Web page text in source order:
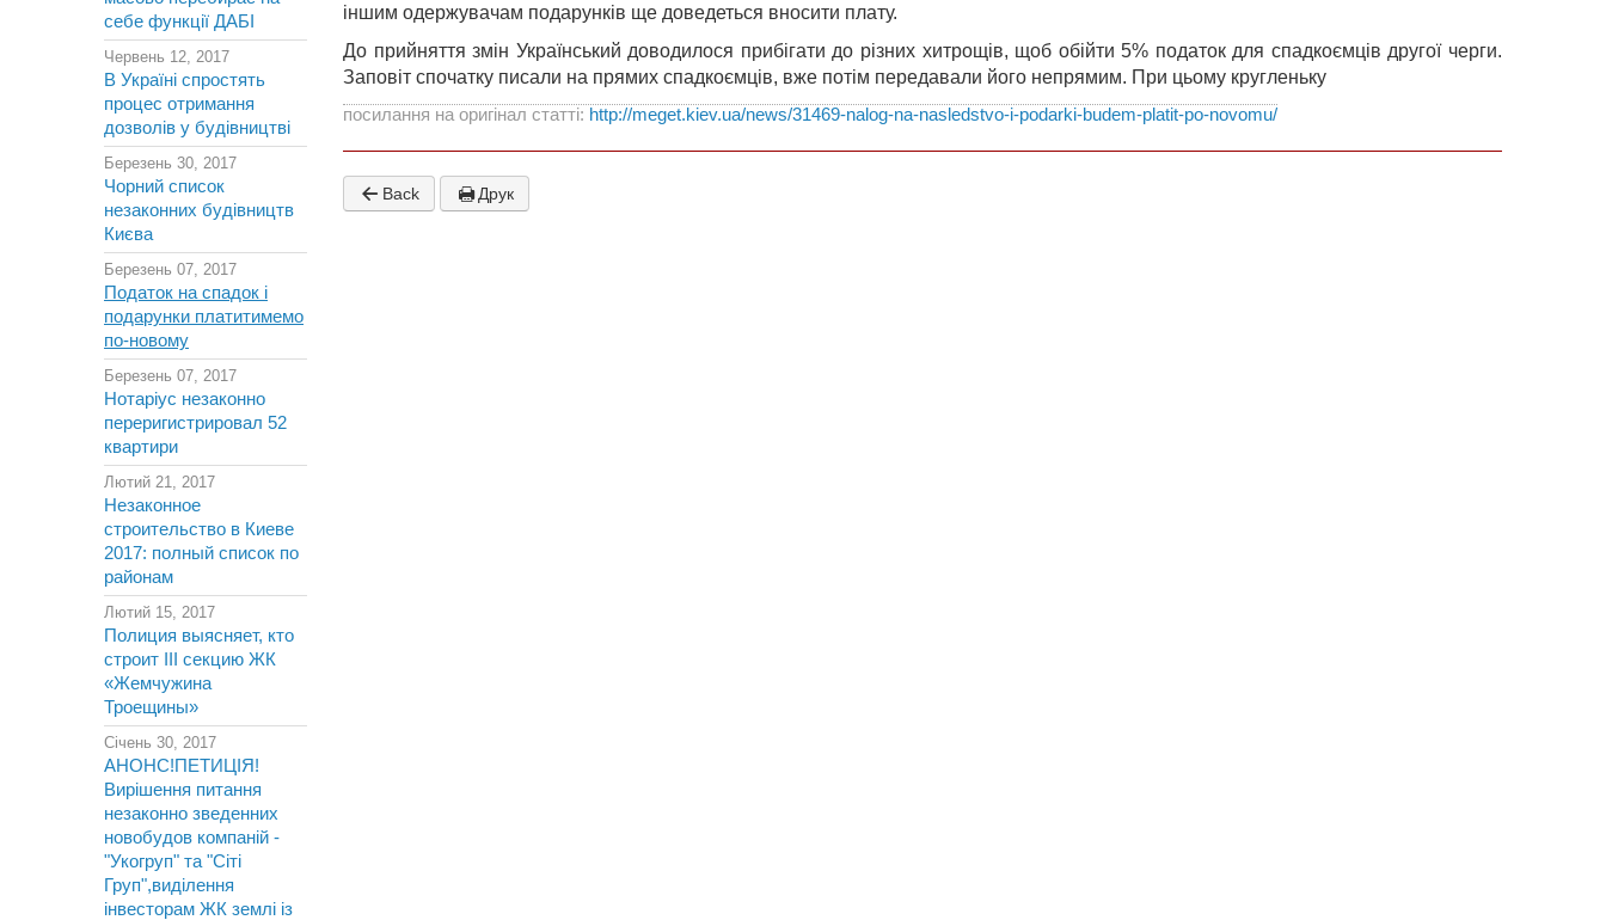
себе функції ДАБІ
Червень 12, 2017
В Україні спростять
процес отримання
дозволів у будівництві
Березень 30, 2017
Чорний список
незаконних будівництв
Києва
Березень 07, 2017
Податок на спадок і
подарунки платитимемо
по-новому
Березень 07, 2017
Нотаріус незаконно
переригистрировал 52
квартири
Лютий 21, 2017
Незаконное
строительство в Киеве
2017: полный список по
районам
Лютий 15, 2017
Полиция выясняет, кто
строит III секцию ЖК
«Жемчужина
Троещины»
Січень 30, 2017
АНОНС!ПЕТИЦІЯ!
Вирішення питання
незаконно зведенних
новобудов компаній -
"Укогруп" та "Сіті
Груп",виділення
інвесторам ЖК землі із
іншим одержувачам подарунків ще доведеться вносити плату.
До прийняття змін Український доводилося прибігати до різних хитрощів, щоб обійти 5% податок для спадкоємців другої черги.
Заповіт спочатку писали на прямих спадкоємців, вже потім передавали його непрямим. При цьому кругленьку
посилання на оригінал статті: http://meget.kiev.ua/news/31469-nalog-na-nasledstvo-i-podarki-budem-platit-po-novomu/
Back Друк